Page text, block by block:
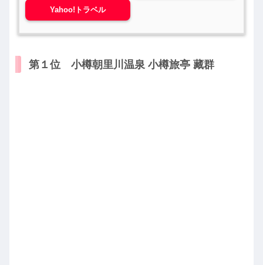
Yahoo!トラベル
第１位 小樽朝里川温泉 小樽旅亭 藏群